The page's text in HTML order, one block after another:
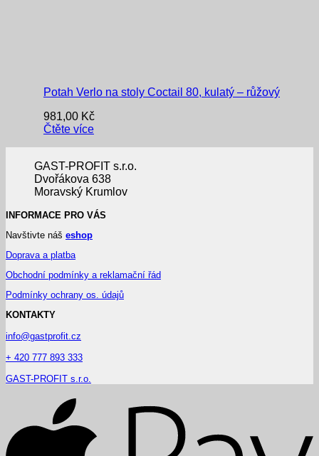
Potah Verlo na stoly Coctail 80, kulatý – růžový
981,00 Kč
Čtěte více
GAST-PROFIT s.r.o.
Dvořákova 638
Moravský Krumlov
INFORMACE PRO VÁS
Navštivte náš eshop
Doprava a platba
Obchodní podmínky a reklamační řád
Podmínky ochrany os. údajů
KONTAKTY
info@gastprofit.cz
+ 420 777 893 333
GAST-PROFIT s.r.o.